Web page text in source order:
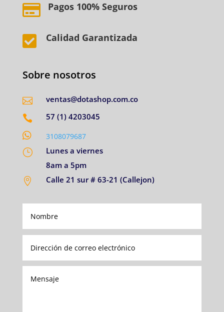
 Pagos 100% Seguros
 Calidad Garantizada
Sobre nosotros

ventas@dotashop.com.co

57 (1) 4203045
 3108079687
}
Lunes a viernes
8am a 5pm

Calle 21 sur # 63-21 (Callejon)